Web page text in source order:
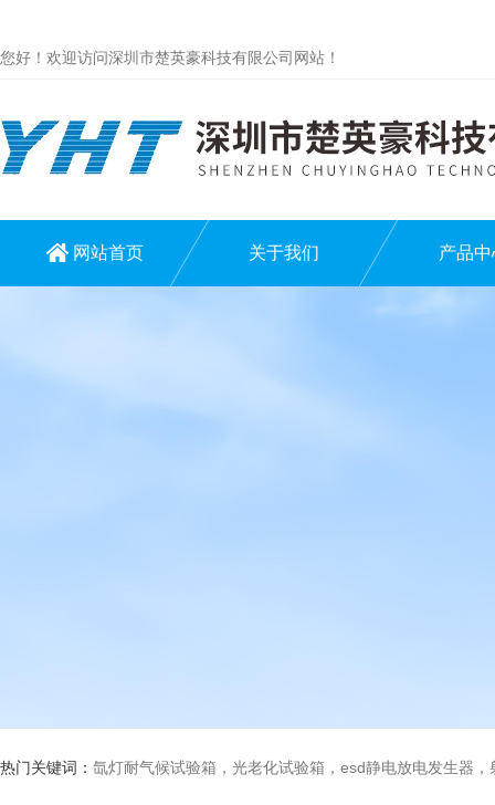
您好！欢迎访问深圳市楚英豪科技有限公司网站！
网站首页 关于我们 产品中
热门关键词： 氙灯耐气候试验箱，光老化试验箱，esd静电放电发生器